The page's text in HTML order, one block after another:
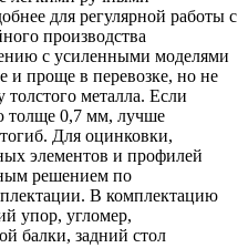
для регулярной работы с
производства
с усиленными моделями
и проще в перевозке, но не
металла. Если
толще 0,7 мм, лучше
Для оцинковки,
элементов и профилей
решением по
В комплектацию
упор, угломер,
балки, задний стол